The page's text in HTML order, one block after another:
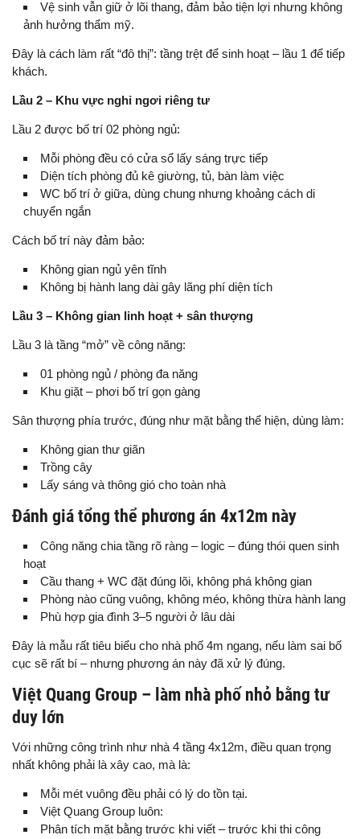
Vệ sinh vẫn giữ ở lõi thang, đảm bảo tiện lợi nhưng không
ảnh hưởng thẩm mỹ.
Đây là cách làm rất “đô thị”: tầng trệt để sinh hoạt – lầu 1 để tiếp
khách.
Lầu 2 – Khu vực nghỉ ngơi riêng tư
Lầu 2 được bố trí 02 phòng ngủ:
Mỗi phòng đều có cửa sổ lấy sáng trực tiếp
Diện tích phòng đủ kê giường, tủ, bàn làm việc
WC bố trí ở giữa, dùng chung nhưng khoảng cách di
chuyển ngắn
Cách bố trí này đảm bảo:
Không gian ngủ yên tĩnh
Không bị hành lang dài gây lãng phí diện tích
Lầu 3 – Không gian linh hoạt + sân thượng
Lầu 3 là tầng “mở” về công năng:
01 phòng ngủ / phòng đa năng
Khu giặt – phơi bố trí gọn gàng
Sân thượng phía trước, đúng như mặt bằng thể hiện, dùng làm:
Không gian thư giãn
Trồng cây
Lấy sáng và thông gió cho toàn nhà
Đánh giá tổng thể phương án 4x12m này
Công năng chia tầng rõ ràng – logic – đúng thói quen sinh
hoạt
Cầu thang + WC đặt đúng lõi, không phá không gian
Phòng nào cũng vuông, không méo, không thừa hành lang
Phù hợp gia đình 3–5 người ở lâu dài
Đây là mẫu rất tiêu biểu cho nhà phố 4m ngang, nếu làm sai bố
cục sẽ rất bí – nhưng phương án này đã xử lý đúng.
Việt Quang Group – làm nhà phố nhỏ bằng tư
duy lớn
Với những công trình như nhà 4 tầng 4x12m, điều quan trọng
nhất không phải là xây cao, mà là:
Mỗi mét vuông đều phải có lý do tồn tại.
Việt Quang Group luôn:
Phân tích mặt bằng trước khi viết – trước khi thi công